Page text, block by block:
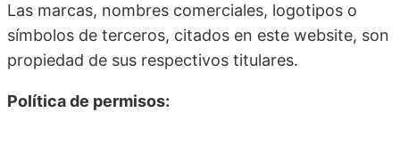
Las marcas, nombres comerciales, logotipos o
símbolos de terceros, citados en este website, son
propiedad de sus respectivos titulares.
Política de permisos: